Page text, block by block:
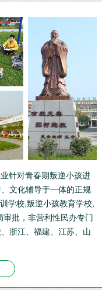
针对青春期叛逆小孩进
文化辅导于一体的正规
学校,叛逆小孩教育学校,
批，非营利性民办专门
浙江、福建、江苏、山